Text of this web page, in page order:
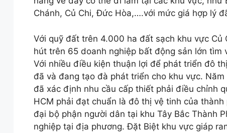
Chánh, Củ Chi, Đức Hòa,….với mức giá hợp lý
Với quỹ đất trên 4.000 ha đất sạch khu vực
hút trên 65 doanh nghiệp bất động sản lớn tìm
Với nhiều điều kiện thuận lợi để phát triển đô
đã và đang tạo đà phát triển cho khu vực.
đã xác định nhu cầu cấp thiết phải điều chỉnh
HCM phải đạt chuẩn là đô thị vệ tinh của
đại bộ phận người dân tại khu Tây Bắc Thành
nghiệp tại địa phương. Đặt Biệt khu vực giáp